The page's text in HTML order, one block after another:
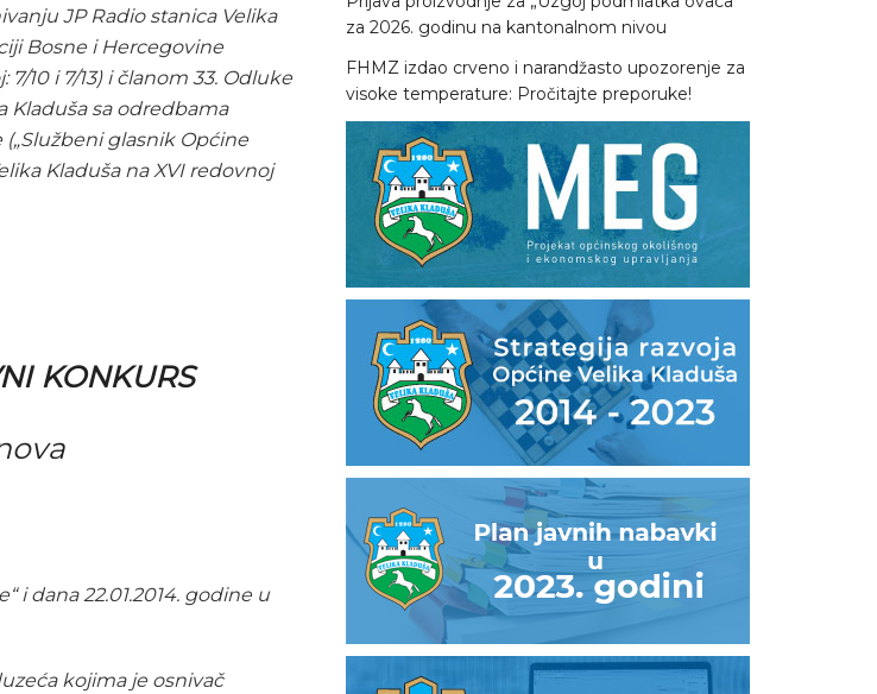
JP Radio stanica Velika
Bosne i Hercegovine
10 i 7/13) i članom 33. Odluke
Kladuša sa odredbama
glasnik Općine
Kladuša na XVI redovnoj
KONKURS
i dana 22.01.2014. godine u
kojima je osnivač
za 2026. godinu na kantonalnom nivou
FHMZ izdao crveno i narandžasto upozorenje za
visoke temperature: Pročitajte preporuke!